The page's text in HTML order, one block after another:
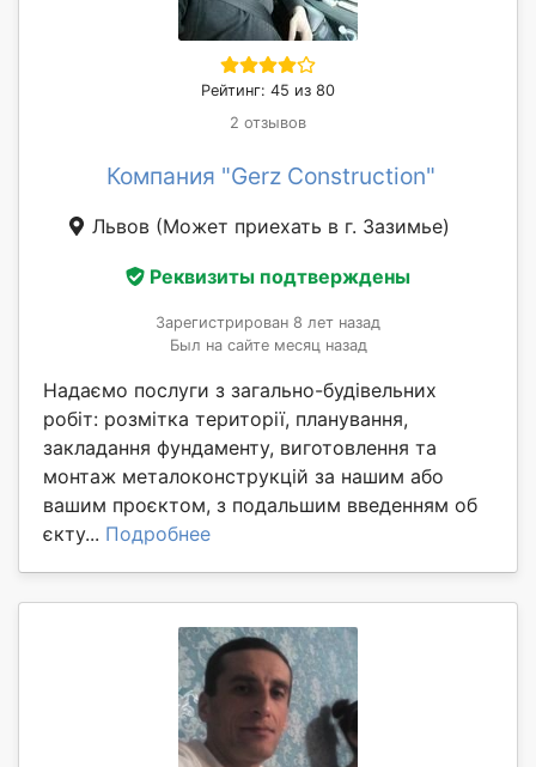
Рейтинг: 45 из 80
2 отзывов
Компания "Gerz Construction"
Львов (Может приехать в г. Зазимье)
Реквизиты подтверждены
Зарегистрирован 8 лет назад
Был на сайте месяц назад
Надаємо послуги з загально-будівельних
робіт: розмітка території, планування,
закладання фундаменту, виготовлення та
монтаж металоконструкцій за нашим або
вашим проєктом, з подальшим введенням об
єкту... Подробнее